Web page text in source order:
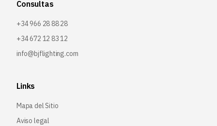
Consultas
+34 966 28 88 28
+34 672 12 83 12
info@bjflighting.com
Links
Mapa del Sitio
Aviso legal